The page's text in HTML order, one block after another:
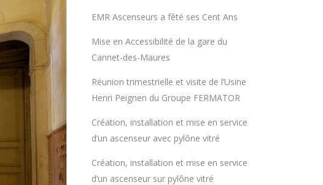
EMR Ascenseurs a fêté ses Cent Ans
Mise en Accessibilité de la gare du
Cannet-des-Maures
Réunion trimestrielle et visite de l’Usine
Henri Peignen du Groupe FERMATOR
Création, installation et mise en service
d’un ascenseur avec pylône vitré
Création, installation et mise en service
d’un ascenseur sur pylône vitré